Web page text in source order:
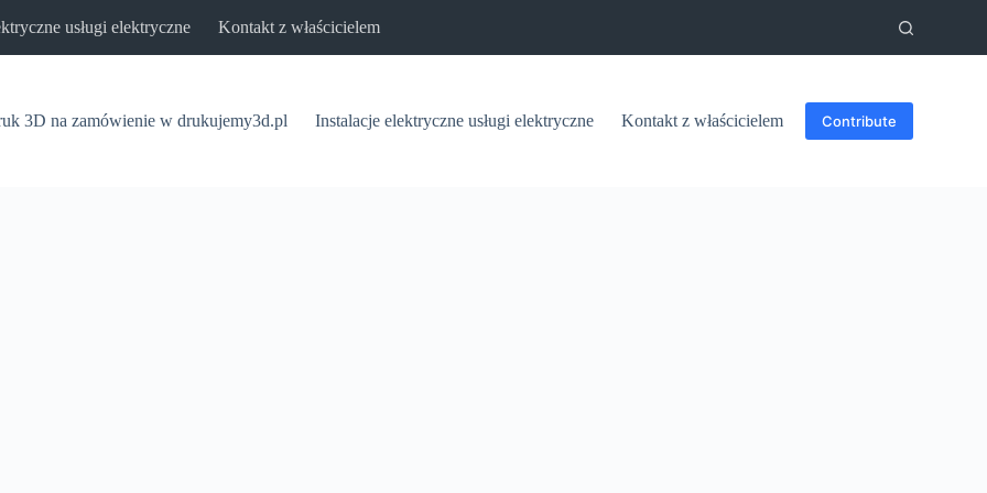
usługi elektryczne Kontakt z właścicielem
3D na zamówienie w drukujemy3d.pl Instalacje elektryczne usługi elektryczne Kontakt z właścicielem Contribute